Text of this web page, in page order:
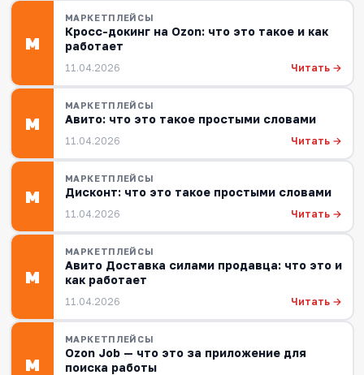
М
МАРКЕТПЛЕЙСЫ
Кросс-докинг на Ozon: что это такое и как
работает
11.04.2026 Читать →
М
МАРКЕТПЛЕЙСЫ
Авито: что это такое простыми словами
11.04.2026 Читать →
М
МАРКЕТПЛЕЙСЫ
Дисконт: что это такое простыми словами
11.04.2026 Читать →
М
МАРКЕТПЛЕЙСЫ
Авито Доставка силами продавца: что это и
как работает
11.04.2026 Читать →
М
МАРКЕТПЛЕЙСЫ
Ozon Job — что это за приложение для
поиска работы